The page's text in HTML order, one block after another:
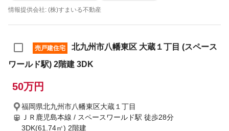
情報提供会社: (株)すまいる不動産
売戸建住宅
北九州市八幡東区 大蔵１丁目 (スペース
ワールド駅) 2階建 3DK
50万円
福岡県北九州市八幡東区大蔵１丁目
ＪＲ鹿児島本線 / スペースワールド駅 徒歩28分
3DK(61.74㎡) 2階建